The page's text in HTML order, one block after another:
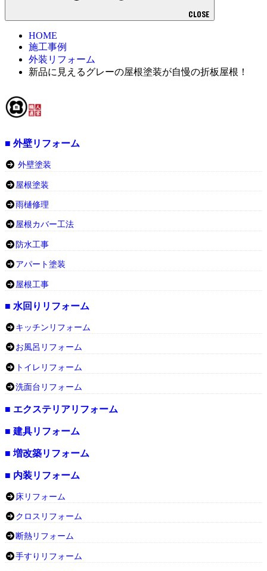
CLOSE
HOME
施工事例
外装リフォーム
新品に見えるグレーの屋根塗装が自慢の折板屋根！
■ 外壁リフォーム
外壁塗装
屋根塗装
雨樋修理
屋根カバー工法
防水工事
アパート塗装
屋根工事
■ 水回りリフォーム
キッチンリフォーム
お風呂リフォーム
トイレリフォーム
洗面台リフォーム
■ エクステリアリフォーム
■ 建具リフォーム
■ 増改築リフォーム
■ 内装リフォーム
床リフォーム
クロスリフォーム
断熱リフォーム
手すりリフォーム